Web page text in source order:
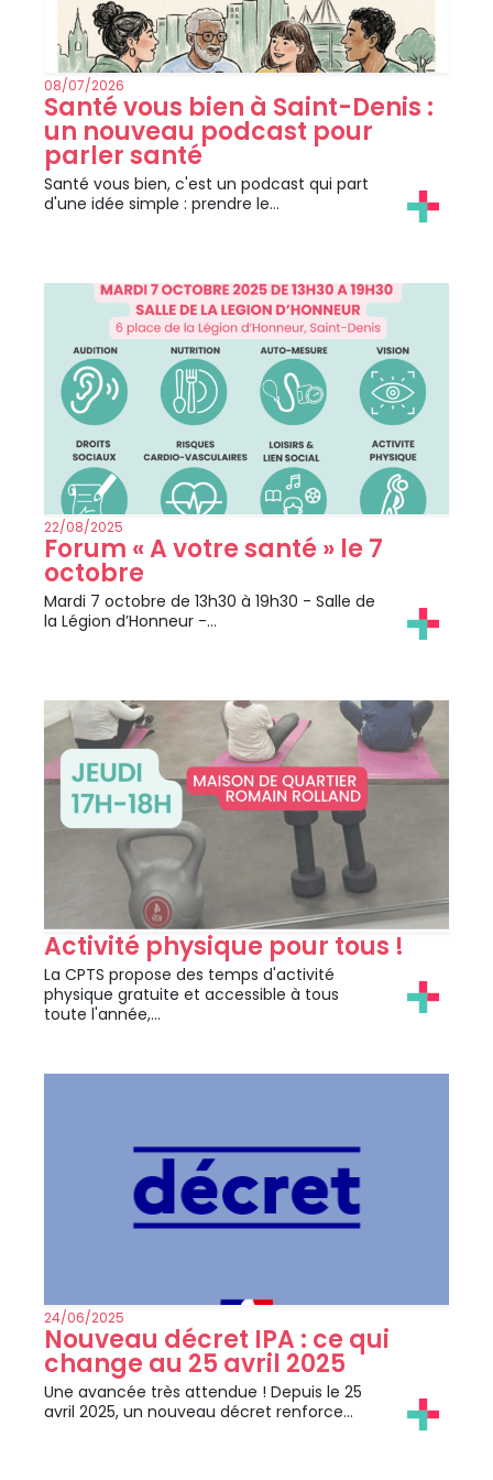
08/07/2026
Santé vous bien à Saint-Denis :
un nouveau podcast pour
parler santé
Santé vous bien, c'est un podcast qui part
d'une idée simple : prendre le…
22/08/2025
Forum « A votre santé » le 7
octobre
Mardi 7 octobre de 13h30 à 19h30 - Salle de
la Légion d’Honneur -…
Activité physique pour tous !
La CPTS propose des temps d'activité
physique gratuite et accessible à tous
toute l'année,…
24/06/2025
Nouveau décret IPA : ce qui
change au 25 avril 2025
Une avancée très attendue ! Depuis le 25
avril 2025, un nouveau décret renforce…